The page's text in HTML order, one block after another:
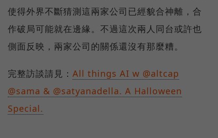
使得外界不斷猜測這兩家公司已經貌合神離，合
作破局可能就在邊緣。不過這次兩人同台或許也
側面反映，兩家公司的關係還沒有那麼糟。
完整訪談請見： All things AI w @altcap
@sama & @satyanadella. A Halloween
Special.